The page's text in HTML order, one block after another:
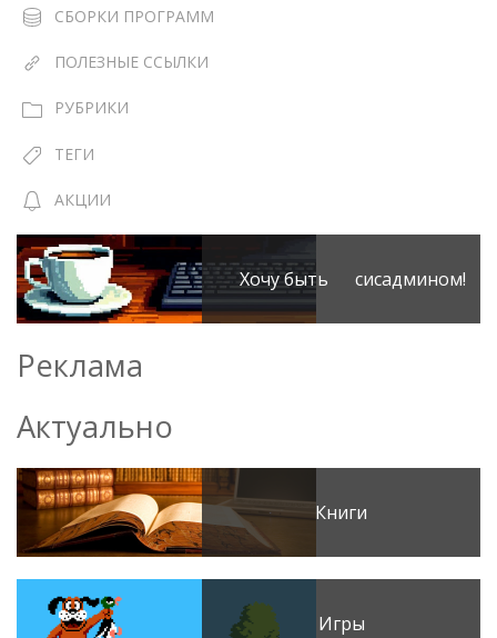
СБОРКИ ПРОГРАММ
ПОЛЕЗНЫЕ ССЫЛКИ
РУБРИКИ
ТЕГИ
АКЦИИ
Хочу быть сисадмином!
Реклама
Актуально
Книги
Игры